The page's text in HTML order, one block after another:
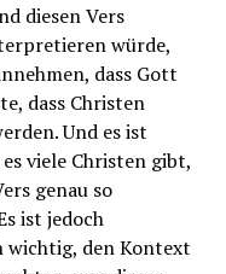
diesen Vers
würde,
dass Gott
dass Christen
Und es ist
es viele Christen gibt,
genau so
ist jedoch
wichtig, den Kontext